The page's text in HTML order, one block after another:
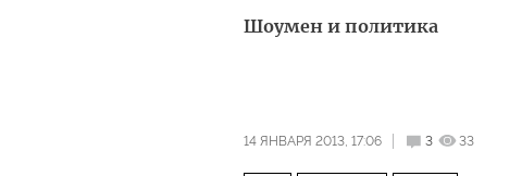
Шоумен и политика
14 ЯНВАРЯ 2013, 17:06 3 33